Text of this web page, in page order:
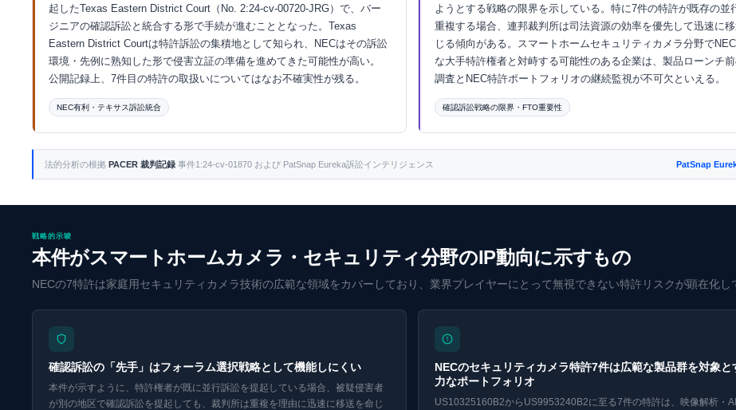
起したTexas Eastern District Court（No. 2:24-cv-00720-JRG）で、バー
ジニアの確認訴訟と統合する形で手続が進むこととなった。Texas
Eastern District Courtは特許訴訟の集積地として知られ、NECはその訴訟
環境・先例に熟知した形で侵害立証の準備を進めてきた可能性が高い。
公開記録上、7件目の特許の取扱いについてはなお不確実性が残る。
NEC有利・テキサス訴訟統合
Eurekaで探索 ↗
ようとする戦略の限界を示している。特に7件の特許が既存の並
重複する場合、連邦裁判所は司法資源の効率を優先して迅速に
じる傾向がある。スマートホームセキュリティカメラ分野で
な大手特許権者と対峙する可能性のある企業は、製品ローンチ
調査とNEC特許ポートフォリオの継続監視が不可欠といえる。
確認訴訟戦略の限界・FTO重要性
法的分析の根拠 PACER 裁判記録 事件1:24-cv-01870 および PatSnap Eureka訴訟インテリジェンス PatSnap
戦略的示唆
本件がスマートホームカメラ・セキュリティ分野のIP動向に示すもの
NECの7特許は家庭用セキュリティカメラ技術の広範な領域をカバーしており、業界プレイヤーにとって無視できない特許リスクが顕在化し
確認訴訟の「先手」はフォーラム選択戦略として機能しにくい
本件が示すように、特許権者が既に並行訴訟を提起している場合、被疑侵害者
が別の地区で確認訴訟を提起しても、裁判所は重複を理由に迅速に移送を命じ
NECのセキュリティカメラ特許7件は広範な製品群を対象と
力なポートフォリオ
US10325160B2からUS9953240B2に至る7件の特許は、映像解析・